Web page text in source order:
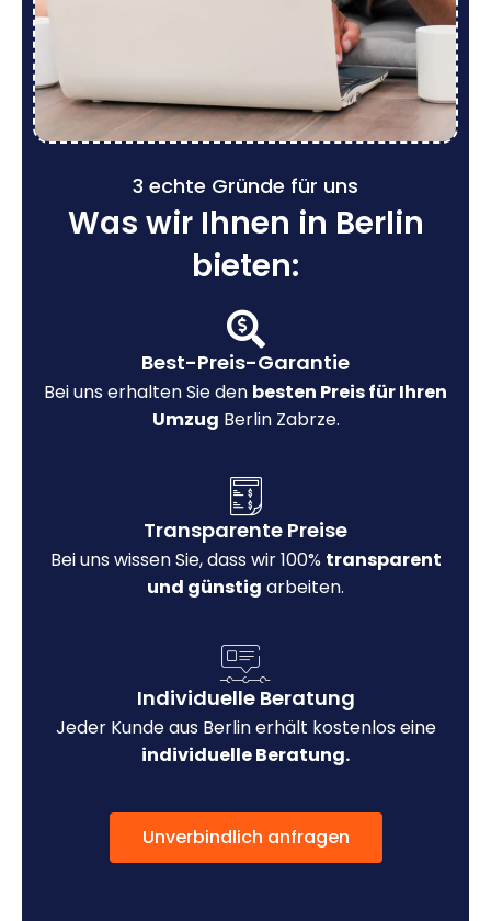
3 echte Gründe für uns
Was wir Ihnen in Berlin
bieten:
Best-Preis-Garantie
Bei uns erhalten Sie den besten Preis für Ihren
Umzug Berlin Zabrze.
Transparente Preise
Bei uns wissen Sie, dass wir 100% transparent
und günstig arbeiten.
Individuelle Beratung
Jeder Kunde aus Berlin erhält kostenlos eine
individuelle Beratung.
Unverbindlich anfragen